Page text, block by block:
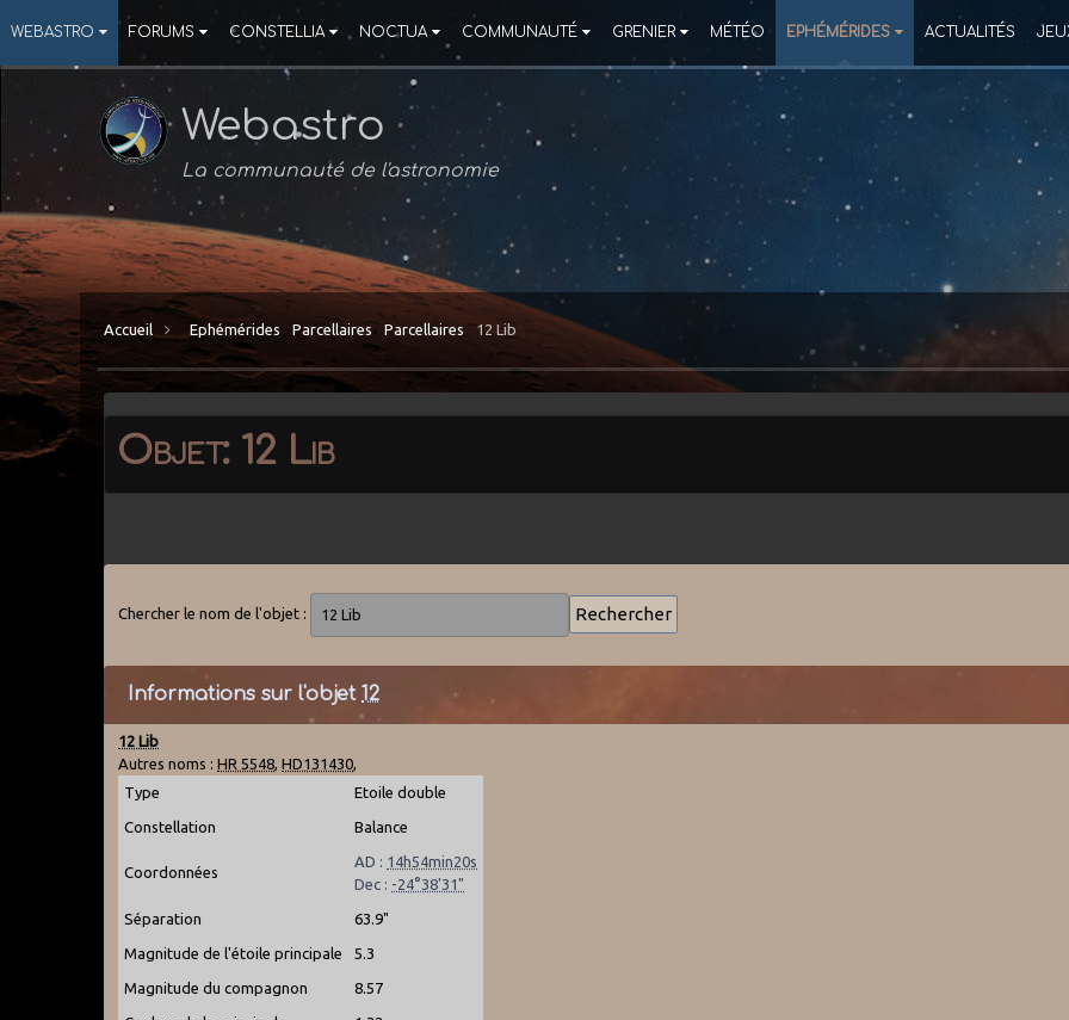
WEBASTRO FORUMS CONSTELLIA NOCTUA COMMUNAUTÉ GRENIER MÉTÉO EPHÉMÉRIDES ACTUALITÉS
Webastro
La communauté de l'astronomie
Accueil Ephémérides Parcellaires Parcellaires 12 Lib
Objet: 12 Lib
Chercher le nom de l'objet :
Informations sur l'objet12
12 Lib
Autres noms :HR 5548 ,HD131430
Type
Etoile double
Constellation Balance
Coordonnées
AD : 14h54min20s
Dec : -24°38'31"
Séparation 63.9"
Magnitude de l'étoile principale 5.3
Magnitude du compagnon 8.57